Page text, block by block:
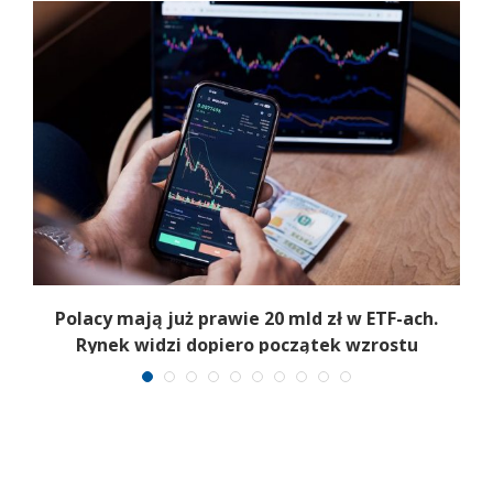
Polacy mają już prawie 20 mld zł w ETF-ach.
Rynek widzi dopiero początek wzrostu